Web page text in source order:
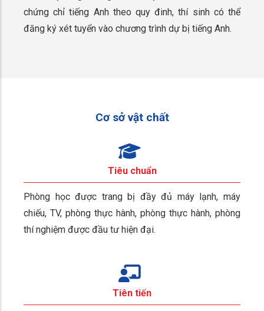
chứng chỉ tiếng Anh theo quy đinh, thí sinh có thể
đăng ký xét tuyển vào chương trình dự bị tiếng Anh.
Cơ sở vật chất
Tiêu chuẩn
Phòng học được trang bị đầy đủ máy lạnh, máy
chiếu, TV, phòng thực hành, phòng thực hành, phòng
thí nghiệm được đầu tư hiện đại.
Tiên tiến